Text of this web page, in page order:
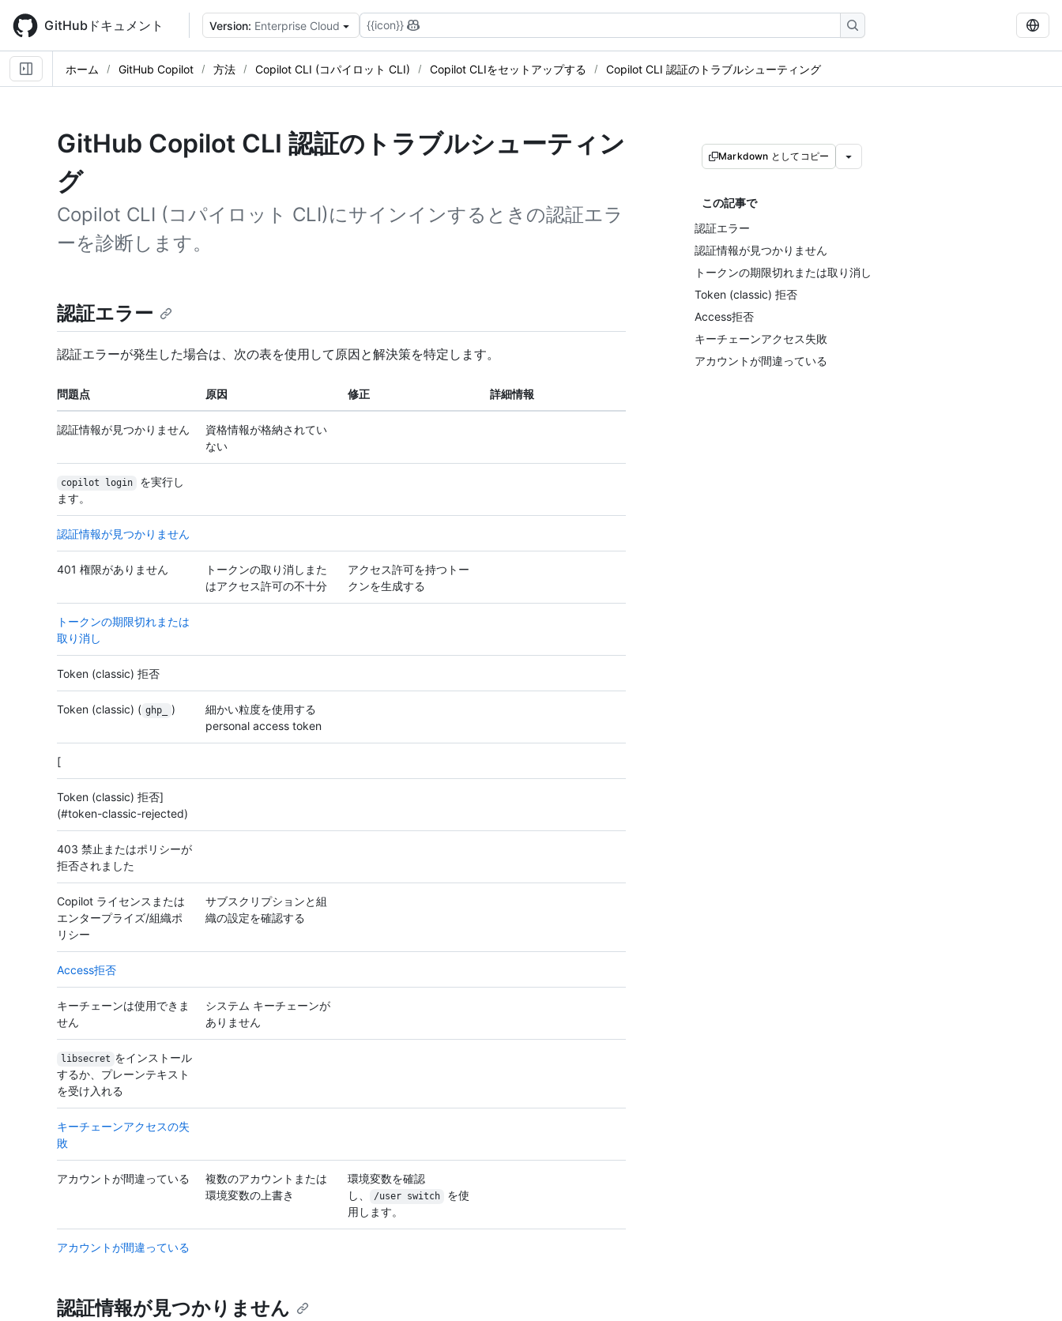
main
content
GitHubドキュメント Version: Enterprise Cloud {{icon}}
ホーム GitHub Copilot 方法 Copilot CLI (コパイロット CLI) Copilot CLIをセットアップする Copilot CLI 認証のトラブルシューティング
GitHub Copilot CLI 認証のトラブルシューティン
グ
Copilot CLI (コパイロット CLI)にサインインするときの認証エラ
ーを診断します。
Markdown としてコピー
この記事で
認証エラー
認証情報が見つかりません
トークンの期限切れまたは取り消し
Token (classic) 拒否
Access拒否
キーチェーンアクセス失敗
アカウントが間違っている
認証エラー
認証エラーが発生した場合は、次の表を使用して原因と解決策を特定します。
問題点 原因 修正 詳細情報
認証情報が見つかりません
資格情報が格納されてい
ない
copilot login
を実行し
ます。
認証情報が見つかりません
401 権限がありません
トークンの取り消しまた
はアクセス許可の不十分
アクセス許可を持つトー
クンを生成する
トークンの期限切れまたは
取り消し
Token (classic) 拒否
Token (classic) ( ghp_ )
細かい粒度を使用する
personal access token
[
Token (classic) 拒否]
(#token-classic-rejected)
403 禁止またはポリシーが
拒否されました
Copilot ライセンスまたは
エンタープライズ/組織ポ
リシー
サブスクリプションと組
織の設定を確認する
Access拒否
キーチェーンは使用できま
せん
システム キーチェーンが
ありません
libsecret をインストール
するか、プレーンテキスト
を受け入れる
キーチェーンアクセスの失
敗
アカウントが間違っている
複数のアカウントまたは
環境変数の上書き
環境変数を確認
し、
/user switch
を使
用します。
アカウントが間違っている
認証情報が見つかりません